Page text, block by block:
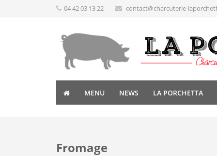
04 42 03 13 22 contact@charcuterie-
MENU NEWS LA PORCHETTA
Fromage